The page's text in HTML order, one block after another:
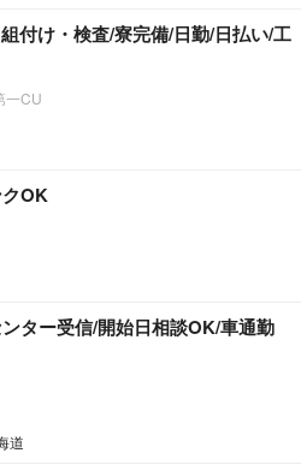
付け・検査/寮完備/日勤/日払い/工
一CU
OK
ター受信/開始日相談OK/車通勤
道